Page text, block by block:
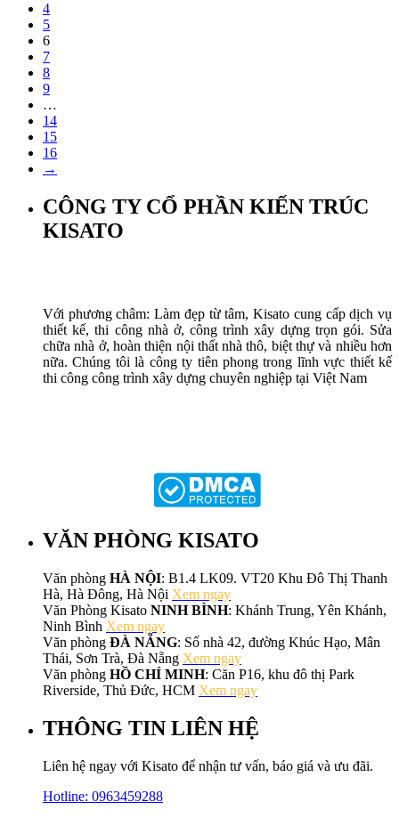
4
5
6
7
8
9
…
14
15
16
→
CÔNG TY CỔ PHẦN KIẾN TRÚC
KISATO
Với phương châm: Làm đẹp từ tâm, Kisato cung cấp dịch vụ
thiết kế, thi công nhà ở, công trình xây dựng trọn gói. Sửa
chữa nhà ở, hoàn thiện nội thất nhà thô, biệt thự và nhiều hơn
nữa. Chúng tôi là công ty tiên phong trong lĩnh vực thiết kế
thi công công trình xây dựng chuyên nghiệp tại Việt Nam
VĂN PHÒNG KISATO
Văn phòng HÀ NỘI: B1.4 LK09. VT20 Khu Đô Thị Thanh
Hà, Hà Đông, Hà Nội Xem ngay
Văn Phòng Kisato NINH BÌNH: Khánh Trung, Yên Khánh,
Ninh Bình Xem ngay
Văn phòng ĐÀ NẴNG: Số nhà 42, đường Khúc Hạo, Mân
Thái, Sơn Trà, Đà Nẵng Xem ngay
Văn phòng HỒ CHÍ MINH: Căn P16, khu đô thị Park
Riverside, Thủ Đức, HCM Xem ngay
THÔNG TIN LIÊN HỆ
Liên hệ ngay với Kisato để nhận tư vấn, báo giá và ưu đãi.
Hotline: 0963459288